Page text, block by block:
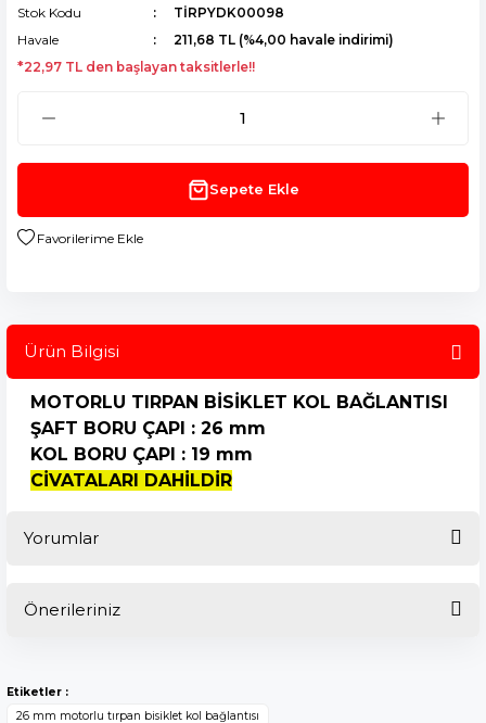
Stok Kodu
TİRPYDK00098
Havale
211,68 TL (%4,00 havale indirimi)
*22,97 TL den başlayan taksitlerle!!
Sepete Ekle
Ürün Bilgisi
MOTORLU TIRPAN BİSİKLET KOL BAĞLANTISI
ŞAFT BORU ÇAPI : 26 mm
KOL BORU ÇAPI : 19 mm
CİVATALARI DAHİLDİR
Yorumlar
Önerileriniz
kullanarak tarafımıza iletebilirsiniz.
Görüş ve önerileriniz için teşekkür ederiz.
Etiketler :
26 mm motorlu tırpan bisiklet kol bağlantısı